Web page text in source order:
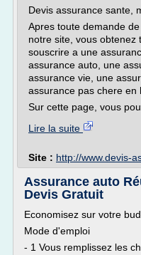
Devis assurance sante,
Apres toute demande
notre site, vous obtenez
souscrire a une
assurance auto, une
assurance vie, une
assurance pas chere en
Sur cette page, vous
Lire la suite
Site : http://www.devis-
Assurance auto
Devis Gratuit
Economisez sur votre
Mode d'emploi
- 1 Vous remplissez les